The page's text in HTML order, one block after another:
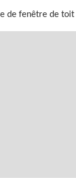
de fenêtre de toit